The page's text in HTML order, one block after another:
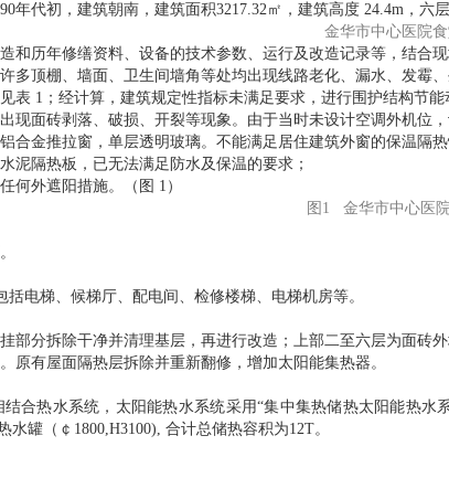
年代初，建筑朝南，建筑面积3217.32㎡，建筑高度 24.4m，六
金华市中心医院
和历年修缮资料、设备的技术参数、运行及改造记录等，结合
多顶棚、墙面、卫生间墙角等处均出现线路老化、漏水、发霉
表 1；经计算，建筑规定性指标未满足要求，进行围护结构节
现面砖剥落、破损、开裂等现象。由于当时未设计空调外机位
合金推拉窗，单层透明玻璃。不能满足居住建筑外窗的保温
泥隔热板，已无法满足防水及保温的要求；
何外遮阳措施。（图 1）
图1 金华市中心医
电梯、候梯厅、配电间、检修楼梯、电梯机房等。
部分拆除干净并清理基层，再进行改造；上部二至六层为面
原有屋面隔热层拆除并重新翻修，增加太阳能集热器。
合热水系统，太阳能热水系统采用“集中集热储热太阳能热
水罐（￠1800,H3100), 合计总储热容积为12T。